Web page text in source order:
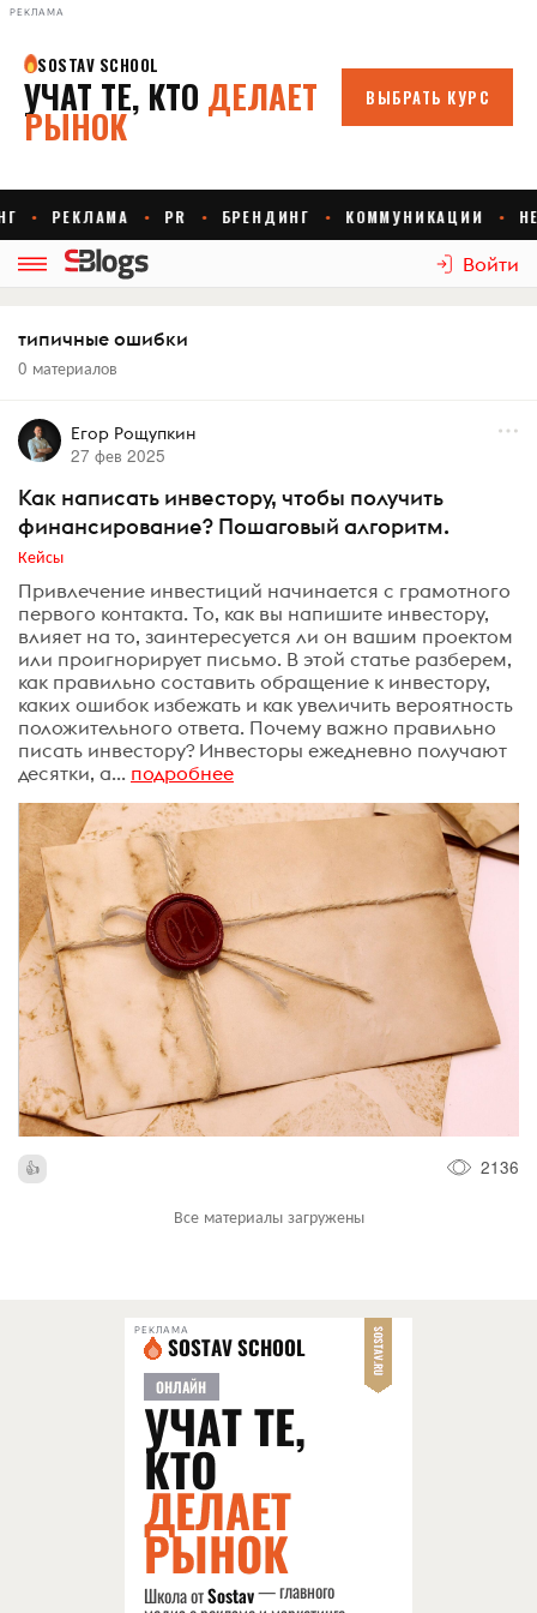
РЕКЛАМА
Войти
типичные ошибки
0 материалов
Егор Рощупкин
27 фев 2025
Как написать инвестору, чтобы получить
финансирование? Пошаговый алгоритм.
Кейсы
Привлечение инвестиций начинается с грамотного
первого контакта. То, как вы напишите инвестору,
влияет на то, заинтересуется ли он вашим проектом
или проигнорирует письмо. В этой статье разберем,
как правильно составить обращение к инвестору,
каких ошибок избежать и как увеличить вероятность
положительного ответа. Почему важно правильно
писать инвестору? Инвесторы ежедневно получают
десятки, а... подробнее
2136
Все материалы загружены
РЕКЛАМА